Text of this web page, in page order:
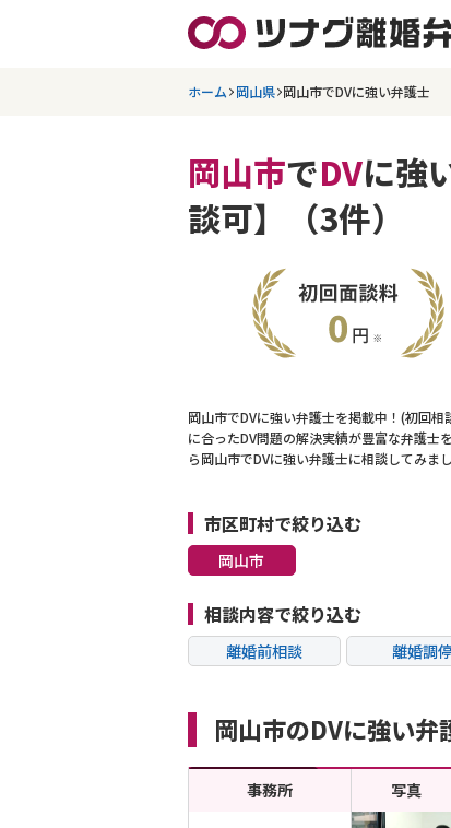
ホーム 岡山県 岡山市でDVに強い弁護士
岡山市でDVに強
談可】（3件）
岡山市でDVに強い弁護士を掲載中！(初回
に合ったDV問題の解決実績が豊富な弁護士
ら岡山市でDVに強い弁護士に相談してみまし
市区町村で絞り込む
岡山市
相談内容で絞り込む
離婚前相談 離婚調
内縁の夫婦
熟年離
岡山市のDVに強い
事務所 写真